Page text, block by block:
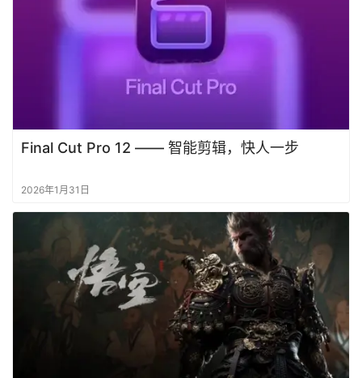
Final Cut Pro 12 —— 智能剪辑，快人一步
2026年1月31日